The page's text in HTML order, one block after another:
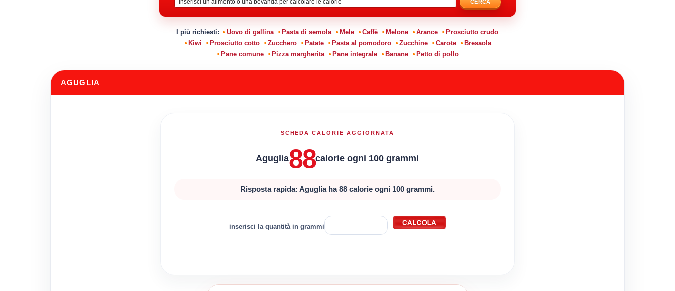
CERCA
I più richiesti: Uovo di gallina Pasta di semola Mele Caffè Melone Arance
Prosciutto crudo
Kiwi
Prosciutto cotto Zucchero Patate Pasta al pomodoro Zucchine Carote
Bresaola
Pane comune
Pizza margherita Pane integrale Banane Petto di pollo
AGUGLIA
SCHEDA CALORIE AGGIORNATA
Aguglia88calorie ogni 100 grammi
Risposta rapida: Aguglia ha 88 calorie ogni 100 grammi.
inserisci la quantità in grammi